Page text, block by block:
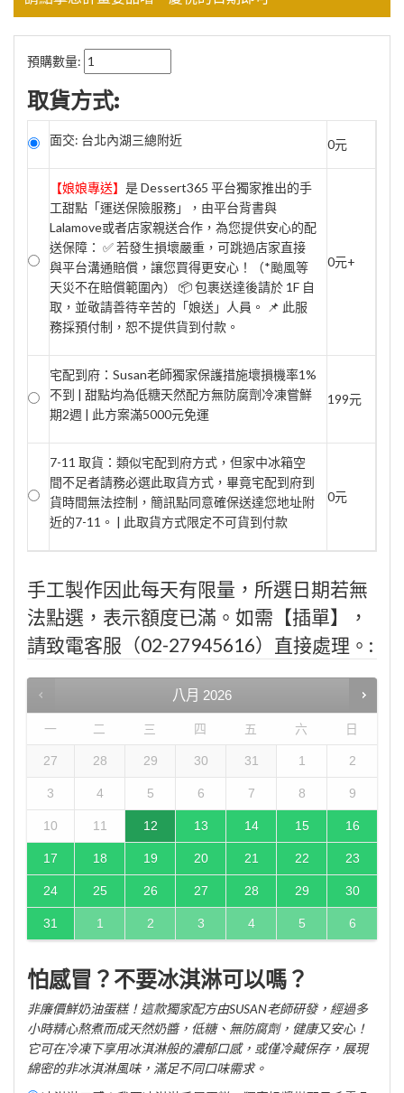
預購數量:
取貨方式:
面交: 台北內湖三總附近 0元
【娘娘專送】 是 Dessert365 平台獨家推出的手
工甜點「運送保險服務」，由平台背書與
Lalamove或者店家親送合作，為您提供安心的配
送保障： ✅ 若發生損壞嚴重，可跳過店家直接
與平台溝通賠償，讓您買得更安心！（*颱風等
天災不在賠償範圍內） 📦 包裹送達後請於 1F 自
取，並敬請善待辛苦的「娘送」人員。 📌 此服
務採預付制，恕不提供貨到付款。
0元+
宅配到府：Susan老師獨家保護措施壞損機率1%
不到 | 甜點均為低糖天然配方無防腐劑冷凍嘗鮮
期2週 | 此方案滿5000元免運
199元
7-11 取貨：類似宅配到府方式，但家中冰箱空
間不足者請務必選此取貨方式，畢竟宅配到府到
貨時間無法控制，簡訊點同意確保送達您地址附
近的7-11。 | 此取貨方式限定不可貨到付款
0元
手工製作因此每天有限量，所選日期若無
法點選，表示額度已滿。如需【插單】，
請致電客服（02-27945616）直接處理。:
八月 2026
一 二 三 四 五 六 日
27 28 29 30 31 1 2
3 4 5 6 7 8 9
10 11 12 13 14 15 16
17 18 19 20 21 22 23
24 25 26 27 28 29 30
31 1 2 3 4 5 6
怕感冒？不要冰淇淋可以嗎？
非廉價鮮奶油蛋糕！這款獨家配方由SUSAN老師研發，經過多
小時精心熬煮而成天然奶醬，低糖、無防腐劑，健康又安心！
它可在冷凍下享用冰淇淋般的濃郁口感，或僅冷藏保存，展現
綿密的非冰淇淋風味，滿足不同口味需求。